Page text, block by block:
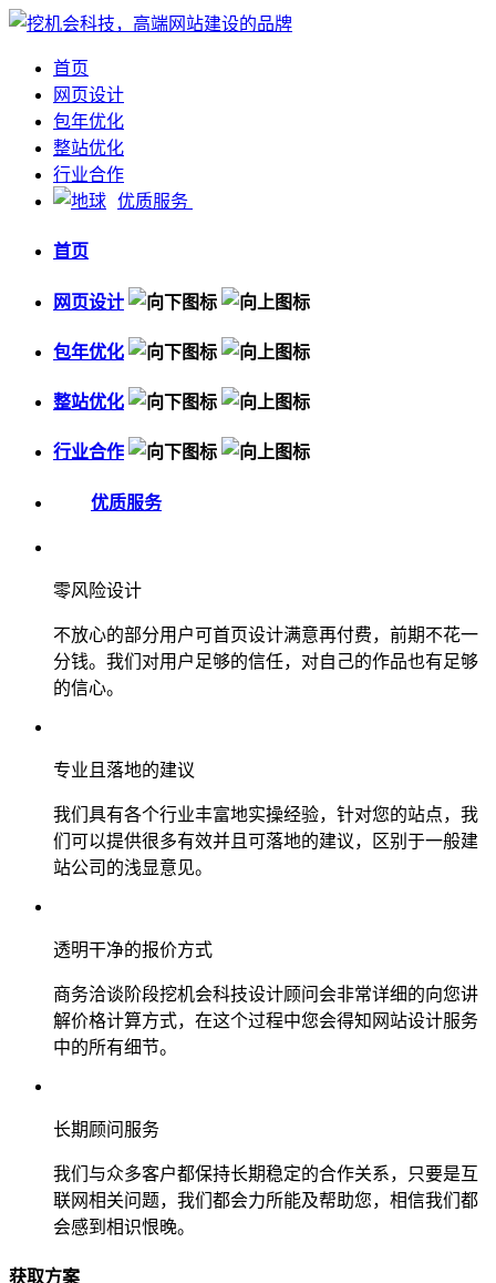
首页
网页设计
包年优化
整站优化
行业合作
优质服务
首页
网页设计
包年优化
整站优化
行业合作
优质服务
零风险设计
不放心的部分用户可首页设计满意再付费，前期不花一
分钱。我们对用户足够的信任，对自己的作品也有足够
的信心。
专业且落地的建议
我们具有各个行业丰富地实操经验，针对您的站点，我
们可以提供很多有效并且可落地的建议，区别于一般建
站公司的浅显意见。
透明干净的报价方式
商务洽谈阶段挖机会科技设计顾问会非常详细的向您讲
解价格计算方式，在这个过程中您会得知网站设计服务
中的所有细节。
长期顾问服务
我们与众多客户都保持长期稳定的合作关系，只要是互
联网相关问题，我们都会力所能及帮助您，相信我们都
会感到相识恨晚。
获取方案